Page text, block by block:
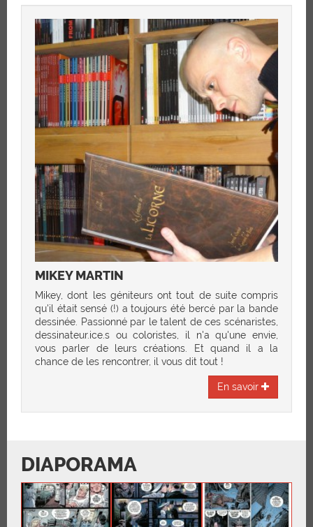
MIKEY MARTIN
Mikey, dont les géniteurs ont tout de suite compris
qu'il était sensé (!) a toujours été bercé par la bande
dessinée. Passionné par le talent de ces scénaristes,
dessinateur.ice.s ou coloristes, il n'a qu'une envie,
vous parler de leurs créations. Et quand il a la
chance de les rencontrer, il vous dit tout !
En savoir
DIAPORAMA